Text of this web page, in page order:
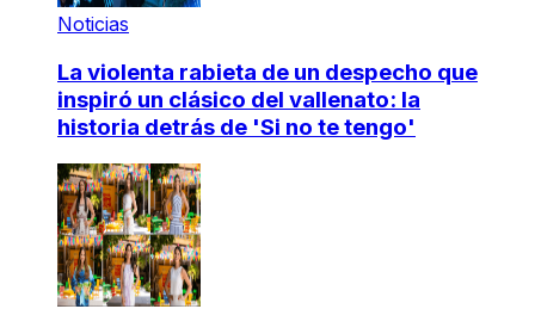
Noticias
La violenta rabieta de un despecho que
inspiró un clásico del vallenato: la
historia detrás de 'Si no te tengo'